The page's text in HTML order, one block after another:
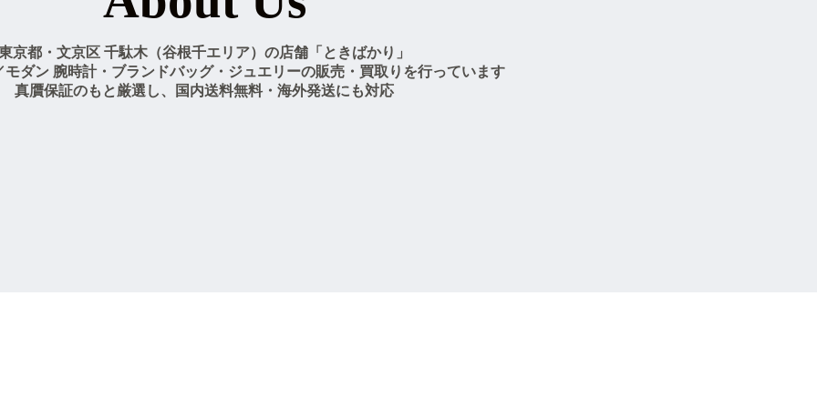
京都・文京区 千駄木（谷根千エリア）の店舗「ときばかり」
モダン 腕時計・ブランドバッグ・ジュエリーの販売・買取りを行っています
真贋保証のもと厳選し、国内送料無料・海外発送にも対応